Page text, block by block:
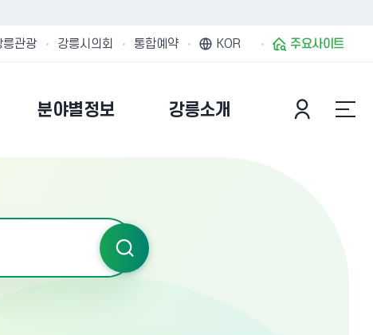
릉관광 강릉시의회 통합예약 KOR 주요사이트
분야별정보 강릉소개